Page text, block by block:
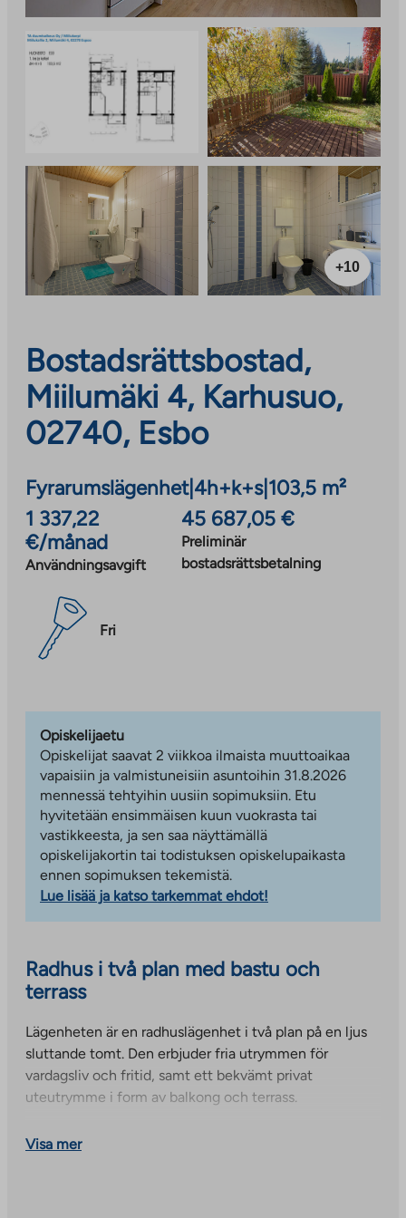
+10
Bostadsrättsbostad,
Miilumäki 4, Karhusuo,
02740, Esbo
Fyrarumslägenhet| 4h+k+s| 103,5 m²
1 337,22
€/månad
Användningsavgift
45 687,05 €
Preliminär
bostadsrättsbetalning
Fri
Opiskelijaetu
Opiskelijat saavat 2 viikkoa ilmaista muuttoaikaa
vapaisiin ja valmistuneisiin asuntoihin 31.8.2026
mennessä tehtyihin uusiin sopimuksiin. Etu
hyvitetään ensimmäisen kuun vuokrasta tai
vastikkeesta, ja sen saa näyttämällä
opiskelijakortin tai todistuksen opiskelupaikasta
ennen sopimuksen tekemistä.
Lue lisää ja katso tarkemmat ehdot!
Radhus i två plan med bastu och
terrass
Lägenheten är en radhuslägenhet i två plan på en ljus
sluttande tomt. Den erbjuder fria utrymmen för
vardagsliv och fritid, samt ett bekvämt privat
uteutrymme i form av balkong och terrass.
skåputrymme. På samma våningsplan finns också ett
Visa mer